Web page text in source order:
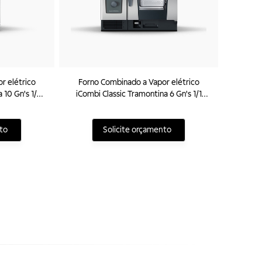
elétrico
Gn's 1/1
Forno Combinado a Vapor elétrico
iCombi Classic Tramontina 6 Gn's 1/1
Solicite orçamento